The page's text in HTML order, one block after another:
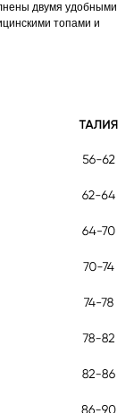
двумя удобными
топами и